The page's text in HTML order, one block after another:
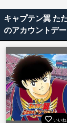
キャプテン翼 た
のアカウントデ
いいね